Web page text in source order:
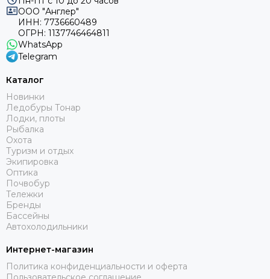
ООО "Англер"
ИНН: 7736660489
ОГРН: 1137746464811
WhatsApp
Telegram
Каталог
Новинки
Ледобуры Тонар
Лодки, плоты
Рыбалка
Охота
Туризм и отдых
Экипировка
Оптика
Почвобур
Тележки
Бренды
Бассейны
Автохолодильники
Интернет-магазин
Политика конфиденциальности и оферта